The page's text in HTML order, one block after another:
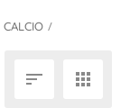
CALCIO /
 